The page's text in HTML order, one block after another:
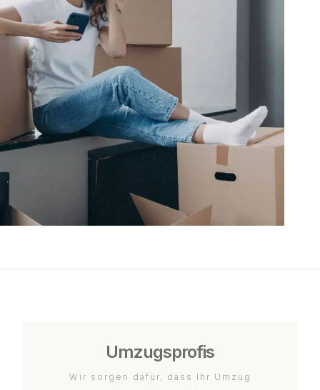
Umzugsprofis
Wir sorgen dafür, dass Ihr Umzug